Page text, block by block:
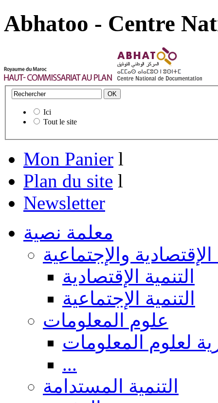
Abhatoo - Centre
Ici
Tout le site
Mon Panier l
Plan du site l
Newsletter
معلمة نصية
الإقتصادية والإجتماعية
التنمية الإقتصادية
التنمية الإجتماعية
علوم المعلومات
لعلوم المعلومات
...
التنمية المستدامة